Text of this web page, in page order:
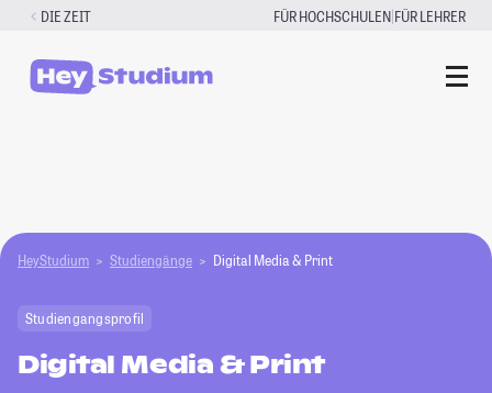
Zum
springen
DIE ZEIT FÜR HOCHSCHULEN|FÜR LEHRER
HeyStudium Studiengänge Digital Media & Print
Studiengangsprofil
Digital Media & Print